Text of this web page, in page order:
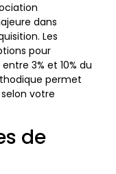
dans
Les
pour
3% et 10% du
permet
votre
de